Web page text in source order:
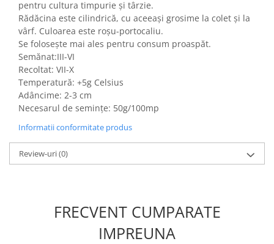
Ingrasaminte plante - FLORI - GEL
Casa, Gradina
Accesorii agricole
Accesorii gard electric
Accesorii irigat
Araci/ Suporti plante
Candele / Rezerve / Lumanari
Carabine/ carlige
Diverse casa si gradina
Fir/Ata de legat
pentru cultura timpurie și târzie.
Rădăcina este cilindrică, cu aceeași grosime la colet și la
vârf. Culoarea este roșu-portocaliu.
Se folosește mai ales pentru consum proaspăt.
Semănat:III-VI
Recoltat: VII-X
Temperatură: +5g Celsius
Adâncime: 2-3 cm
Necesarul de semințe: 50g/100mp
Informatii conformitate produs
Review-uri(0)
FRECVENT CUMPARATE
IMPREUNA